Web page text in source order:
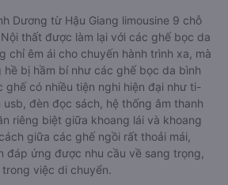
Dương từ Hậu Giang limousine 9 chỗ
thất được làm lại với các ghế bọc da
chỉ êm ái cho chuyến hành trình xa, mà
hề bị hầm bí như các ghế bọc da bình
ghế có nhiều tiện nghi hiện đại như ti-
usb, đèn đọc sách, hệ thống âm thanh
riêng biệt giữa khoang lái và khoang
giữa các ghế ngồi rất thoải mái,
đáp ứng được nhu cầu về sang trọng,
việc di chuyển.